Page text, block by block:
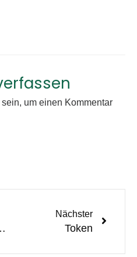
sein, um einen Kommentar
Analyse
Nächster
Token